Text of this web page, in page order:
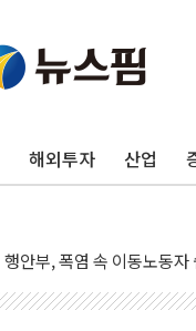
해외투자 산업
전매제한 기간중 8000만원
유럽 증시, '싸구려' 꼬리표
해외직구 위해제품 늘자
KDI "반도체·수출 견인에
공공데이터 활용 스타트업
폭염 속 차량 화재 주의보